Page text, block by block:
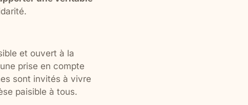
et ouvert à la
prise en compte
sont invités à vivre
paisible à tous.